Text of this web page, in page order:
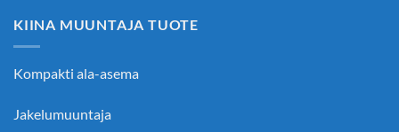
KIINA MUUNTAJA TUOTE
Kompakti ala-asema
Jakelumuuntaja